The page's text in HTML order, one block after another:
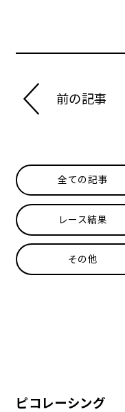
前の記事
全ての記事
レース結果
その他
ピコレーシング